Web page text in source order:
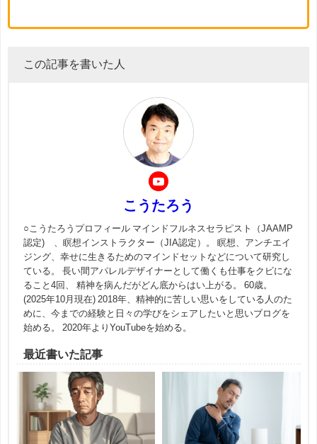
この記事を書いた人
こうたろう
○こうたろうプロフィール マインドフルネスセラピスト（JAAMP
認定) 、瞑想インストラクター（JIA認定）。 瞑想、アンチエイ
ジング、幸せに生きるためのマインドセットなどについて研究し
ている。 長い間アパレルデザイナーとして働くも仕事をクビにな
ること4回、 精神を病んだがどん底からはい上がる。 60歳。
(2025年10月現在) 2018年、精神的に苦しい思いをしている人のた
めに、今までの経験と日々の学びをシェアしたいと思いブログを
始める。 2020年よりYouTubeを始める。
最近書いた記事